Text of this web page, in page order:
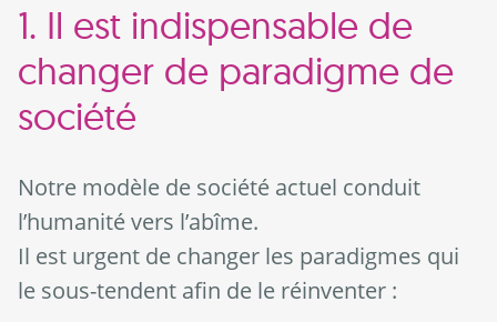
1. Il est indispensable de
changer de paradigme de
société
Notre modèle de société actuel conduit
l’humanité vers l’abîme.
Il est urgent de changer les paradigmes qui
le sous-tendent afin de le réinventer :